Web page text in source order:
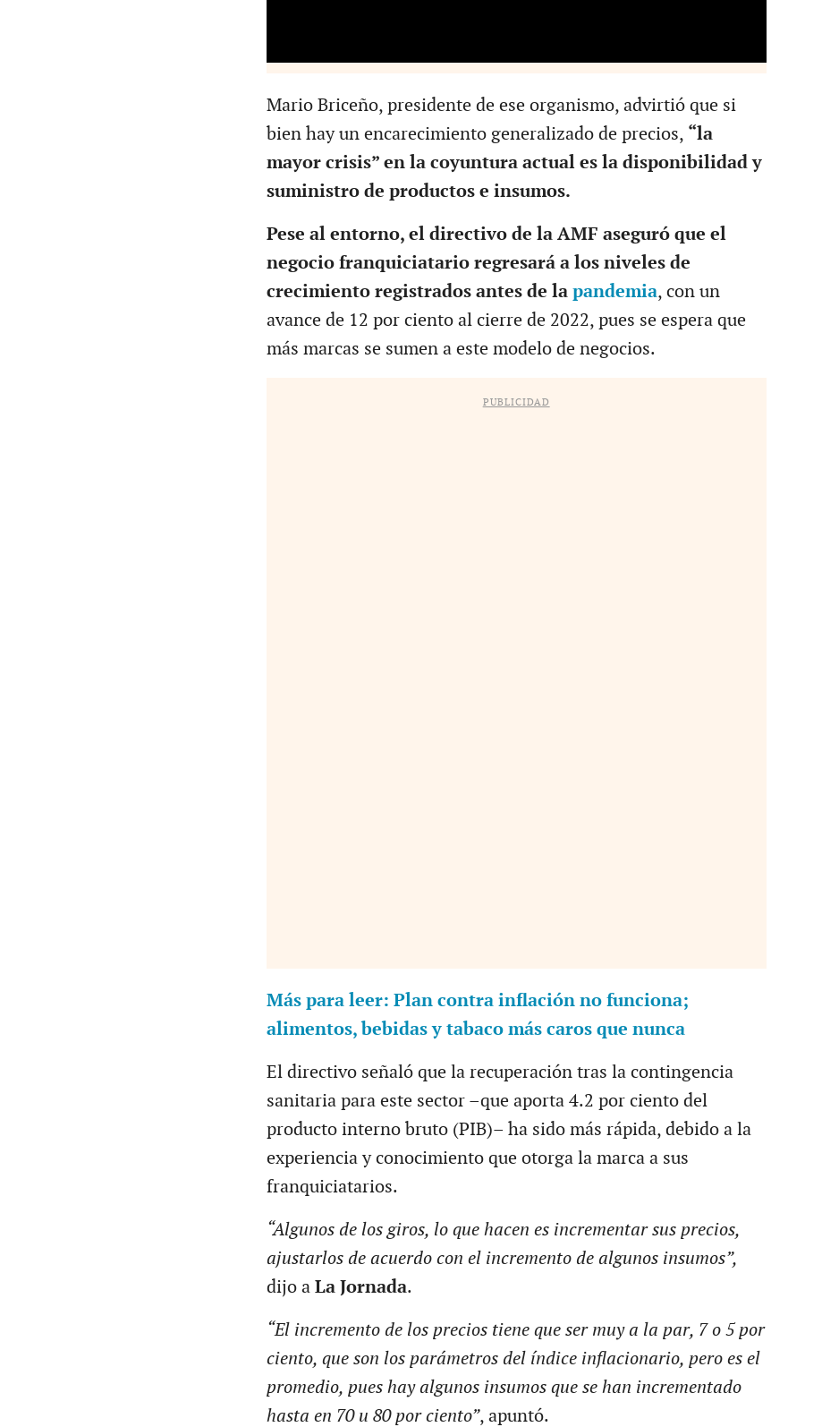
Mario Briceño, presidente de ese organismo, advirtió que si
bien hay un encarecimiento generalizado de precios, “la
mayor crisis” en la coyuntura actual es la disponibilidad y
suministro de productos e insumos.
Pese al entorno, el directivo de la AMF aseguró que el
negocio franquiciatario regresará a los niveles de
crecimiento registrados antes de la pandemia, con un
avance de 12 por ciento al cierre de 2022, pues se espera que
más marcas se sumen a este modelo de negocios.
PUBLICIDAD
Más para leer: Plan contra inflación no funciona;
alimentos, bebidas y tabaco más caros que nunca
El directivo señaló que la recuperación tras la contingencia
sanitaria para este sector –que aporta 4.2 por ciento del
producto interno bruto (PIB)– ha sido más rápida, debido a la
experiencia y conocimiento que otorga la marca a sus
franquiciatarios.
“Algunos de los giros, lo que hacen es incrementar sus precios,
ajustarlos de acuerdo con el incremento de algunos insumos”,
dijo a La Jornada.
“El incremento de los precios tiene que ser muy a la par, 7 o 5 por
ciento, que son los parámetros del índice inflacionario, pero es el
promedio, pues hay algunos insumos que se han incrementado
hasta en 70 u 80 por ciento”, apuntó.